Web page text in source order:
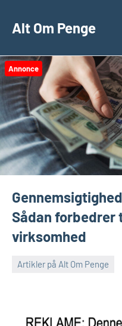
Alt Om Penge
Annonce
Sådan
virksomhed
Artikler på Alt Om Penge